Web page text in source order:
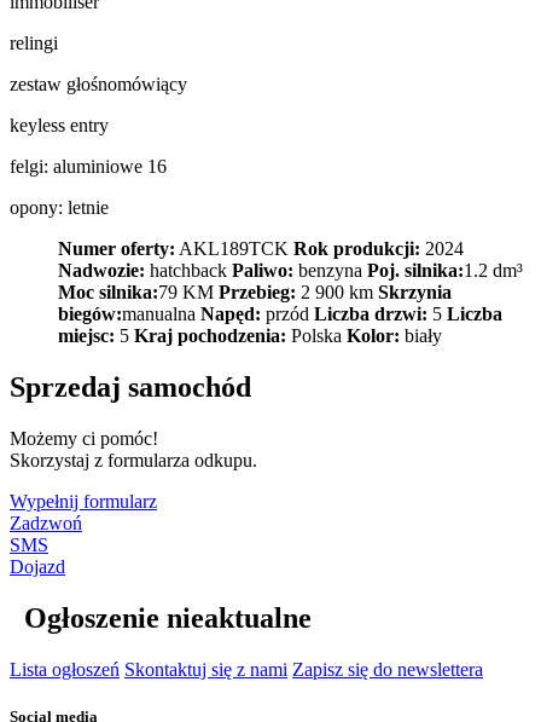
relingi
zestaw głośnomówiący
keyless entry
felgi: aluminiowe 16
opony: letnie
Numer oferty: AKL189TCK Rok produkcji: 2024
Nadwozie: hatchback Paliwo: benzyna Poj. silnika:1.2 dm³
Moc silnika:79 KM Przebieg: 2 900 km Skrzynia
biegów:manualna Napęd: przód Liczba drzwi: 5 Liczba
miejsc: 5 Kraj pochodzenia: Polska Kolor: biały
Sprzedaj samochód
Możemy ci pomóc!
Skorzystaj z formularza odkupu.
Wypełnij formularz
Zadzwoń
SMS
Dojazd
Ogłoszenie nieaktualne
Lista ogłoszeń Skontaktuj się z nami Zapisz się do newslettera
Social media